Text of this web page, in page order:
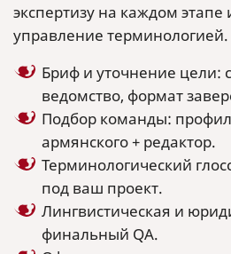
экспертизу на каждом этапе
управление терминологией.
Бриф и уточнение цели:
ведомство, формат
Подбор команды:
армянского + редактор.
Терминологический
под ваш проект.
Лингвистическая и
финальный QA.